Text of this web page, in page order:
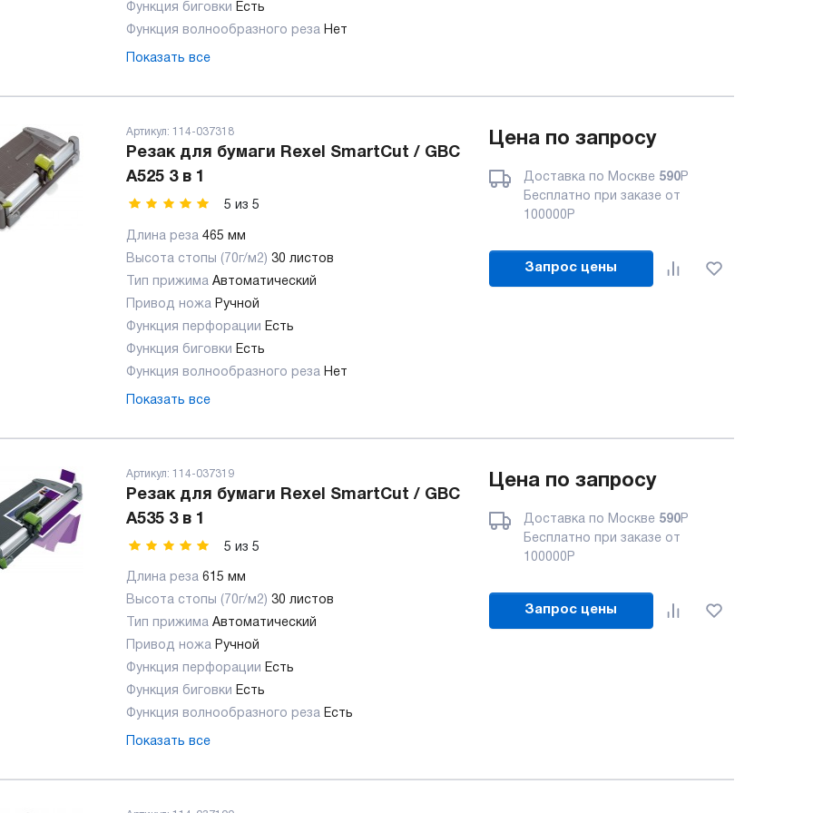
Функция биговки Есть
Функция волнообразного реза Нет
Показать все
Артикул: 114-037318
Резак для бумаги Rexel SmartCut / GBC
A525 3 в 1
5 из 5
Длина реза 465 мм
Высота стопы (70г/м2) 30 листов
Тип прижима Автоматический
Привод ножа Ручной
Функция перфорации Есть
Функция биговки Есть
Функция волнообразного реза Нет
Показать все
Цена по запросу
Доставка по Москве 590Р
Бесплатно при заказе от
100000 Р
Запрос цены
Артикул: 114-037319
Резак для бумаги Rexel SmartCut / GBC
A535 3 в 1
5 из 5
Длина реза 615 мм
Высота стопы (70г/м2) 30 листов
Тип прижима Автоматический
Привод ножа Ручной
Функция перфорации
Есть
Функция биговки
Есть
Функция волнообразного реза Есть
Показать все
Цена по запросу
Доставка по Москве 590Р
Бесплатно при заказе от
100000 Р
Запрос цены